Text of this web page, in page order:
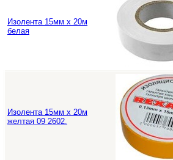
Изолента 15мм х 20м
белая
Изолента 15мм х 20м
желтая 09 2602.